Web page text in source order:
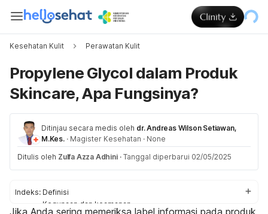
Kesehatan Kulit Perawatan Kulit
Propylene Glycol dalam Produk
Skincare, Apa Fungsinya?
Ditinjau secara medis oleh dr. Andreas Wilson Setiawan,
M.Kes. · Magister Kesehatan · None
Ditulis oleh Zulfa Azza Adhini · Tanggal diperbarui 02/05/2025
Indeks: Definisi
Kegunaan dan keamanan
Jika Anda sering memeriksa label informasi pada produk